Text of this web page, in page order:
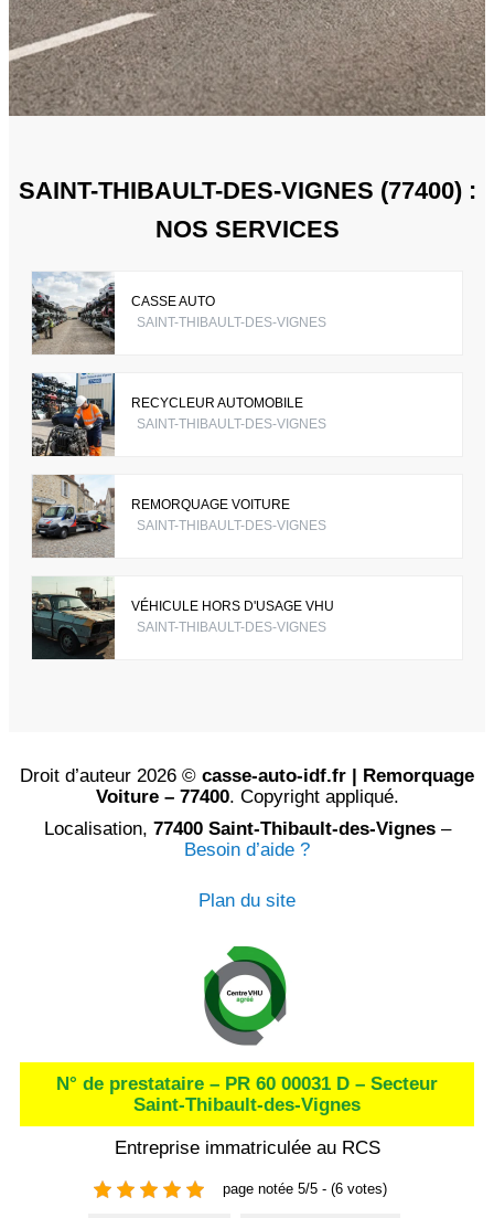
SAINT-THIBAULT-DES-VIGNES (77400) :
NOS SERVICES
CASSE AUTO
SAINT-THIBAULT-DES-VIGNES
RECYCLEUR AUTOMOBILE
SAINT-THIBAULT-DES-VIGNES
REMORQUAGE VOITURE
SAINT-THIBAULT-DES-VIGNES
VÉHICULE HORS D'USAGE VHU
SAINT-THIBAULT-DES-VIGNES
Droit d’auteur 2026 © casse-auto-idf.fr | Remorquage
Voiture – 77400. Copyright appliqué.
Localisation, 77400 Saint-Thibault-des-Vignes–
Besoin d’aide ?
Plan du site
N° de prestataire – PR 60 00031 D – Secteur
Saint-Thibault-des-Vignes
Entreprise immatriculée au RCS
page notée 5/5 - (6 votes)